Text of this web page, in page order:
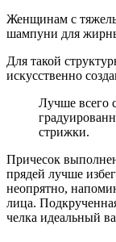
Женщинам с
шампуни для
Для такой
искусственно
Лучше всего
стрижки.
Причесок
прядей лучше
неопрятно,
лица.
челка идеальный